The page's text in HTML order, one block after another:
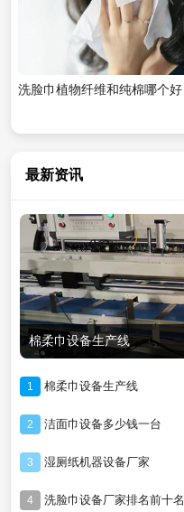
洗脸巾植物纤维和纯棉哪个好
最新资讯
棉柔巾设备生产线
1 棉柔巾设备生产线
2 洁面巾设备多少钱一台
3 湿厕纸机器设备厂家
4 洗脸巾设备厂家排名前十名